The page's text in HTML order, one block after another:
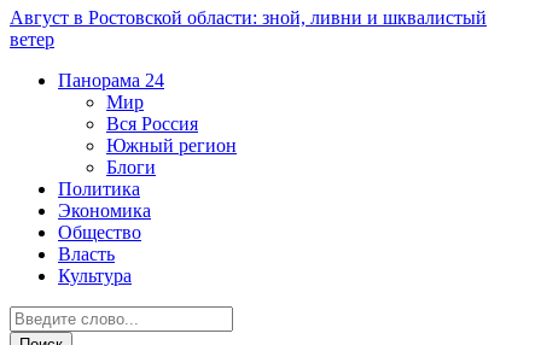
Август в Ростовской области: зной, ливни и шквалистый
ветер
Панорама 24
Мир
Вся Россия
Южный регион
Блоги
Политика
Экономика
Общество
Власть
Культура